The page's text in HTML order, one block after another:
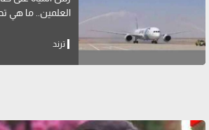
العلمين.. ما هي
ترند